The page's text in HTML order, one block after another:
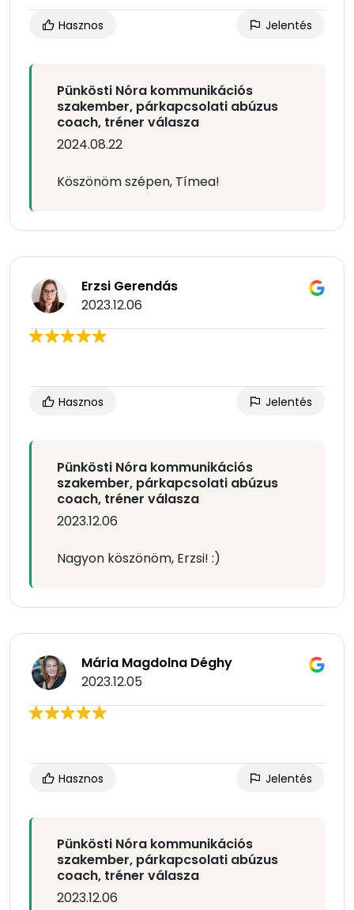
Hasznos Jelentés
Pünkösti Nóra kommunikációs
szakember, párkapcsolati abúzus
coach, tréner válasza
2024.08.22
Köszönöm szépen, Tímea!
Erzsi Gerendás
2023.12.06
Hasznos Jelentés
Pünkösti Nóra kommunikációs
szakember, párkapcsolati abúzus
coach, tréner válasza
2023.12.06
Nagyon köszönöm, Erzsi! :)
Mária Magdolna Déghy
2023.12.05
Hasznos Jelentés
Pünkösti Nóra kommunikációs
szakember, párkapcsolati abúzus
coach, tréner válasza
2023.12.06